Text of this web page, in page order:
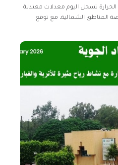
الحرارة تسجل اليوم معدلات معتدلة
المناطق الشمالية، مع توقع
الغربي، نتيجة نشاط